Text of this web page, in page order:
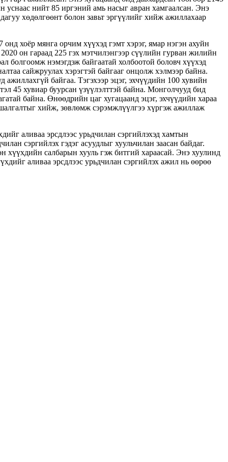
уснаас нийт 85 иргэний амь насыг авран хамгаалсан. Энэ
хөдөлгөөнт болон завьт эргүүлийг хийж ажиллахаар
хоёр мянга орчим хүүхэд гэмт хэрэг, ямар нэгэн ахуйн
он гараад 225 гэх мэтчилэнгээр сүүлийн гурван жилийн
болгоомж нэмэгдэж байгаатай холбоотой боловч хүүхэд
сайжруулах хэрэгтэй байгааг онцолж хэлмээр байна.
байгаа. Тэгэхээр эцэг, эхчүүдийн 100 хувийн
45 хувиар буурсан үзүүлэлттэй байна. Монголчууд бид
байна. Өнөөдрийн цаг хугацаанд эцэг, эхчүүдийн хараа
хийж, зөвлөмж сэрэмжлүүлгээ хүргэж ажиллаж
аливаа эрсдлээс урьдчилан сэргийлэхэд хамтын
сэргийлэх гэдэг асуудлыг хуульчилан заасан байдаг.
хүүхдийн салбарын хууль гэж битгий хараасай. Энэ хуулинд
аливаа эрсдлээс урьдчилан сэргийлэх ажил нь өөрөө